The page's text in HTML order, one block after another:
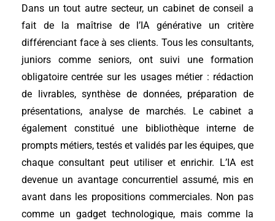
Dans un tout autre secteur, un cabinet de conseil a
fait de la maîtrise de l’IA générative un critère
différenciant face à ses clients. Tous les consultants,
juniors comme seniors, ont suivi une formation
obligatoire centrée sur les usages métier : rédaction
de livrables, synthèse de données, préparation de
présentations, analyse de marchés. Le cabinet a
également constitué une bibliothèque interne de
prompts métiers, testés et validés par les équipes, que
chaque consultant peut utiliser et enrichir. L’IA est
devenue un avantage concurrentiel assumé, mis en
avant dans les propositions commerciales. Non pas
comme un gadget technologique, mais comme la